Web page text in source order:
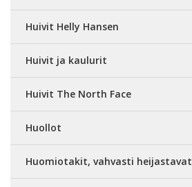
Huivit Helly Hansen
Huivit ja kaulurit
Huivit The North Face
Huollot
Huomiotakit, vahvasti heijastavat